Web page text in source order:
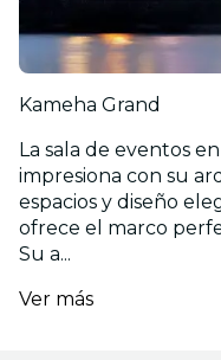
Kameha Grand
La sala de eventos
impresiona con su
espacios y diseño
ofrece el marco
Su a...
Ver más